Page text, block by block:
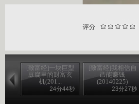
评分
[致富经]一块巨型
豆腐里的财富玄
机(201...
24分44秒
[致富经]我相信自
己能赚钱
(20140225)
23分27秒